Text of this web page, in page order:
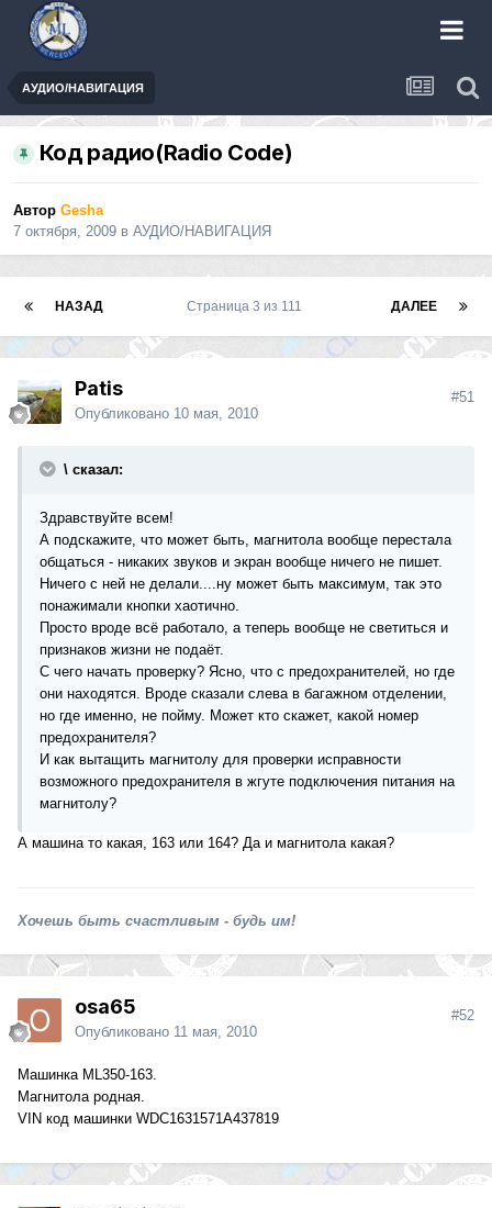
АУДИО/НАВИГАЦИЯ
Код радио(Radio Code)
Автор Gesha
7 октября, 2009 в АУДИО/НАВИГАЦИЯ
НАЗАД ДАЛЕЕ
Страница 3 из 111
Patis
Опубликовано 10 мая, 2010
#51
\ сказал:
Здравствуйте всем!
А подскажите, что может быть, магнитола вообще перестала
общаться - никаких звуков и экран вообще ничего не пишет.
Ничего с ней не делали....ну может быть максимум, так это
понажимали кнопки хаотично.
Просто вроде всё работало, а теперь вообще не светиться и
признаков жизни не подаёт.
С чего начать проверку? Ясно, что с предохранителей, но где
они находятся. Вроде сказали слева в багажном отделении,
но где именно, не пойму. Может кто скажет, какой номер
предохранителя?
И как вытащить магнитолу для проверки исправности
возможного предохранителя в жгуте подключения питания на
магнитолу?
А машина то какая, 163 или 164? Да и магнитола какая?
Хочешь быть счастливым - будь им!
osa65
Опубликовано 11 мая, 2010
#52
Машинка ML350-163.
Магнитола родная.
VIN код машинки WDC1631571A437819